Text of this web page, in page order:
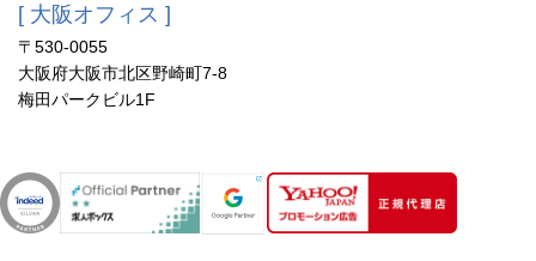
[ 大阪オフィス ]
〒530-0055
大阪府大阪市北区野崎町7-8
梅田パークビル1F